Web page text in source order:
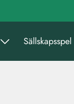
Sällskapsspel